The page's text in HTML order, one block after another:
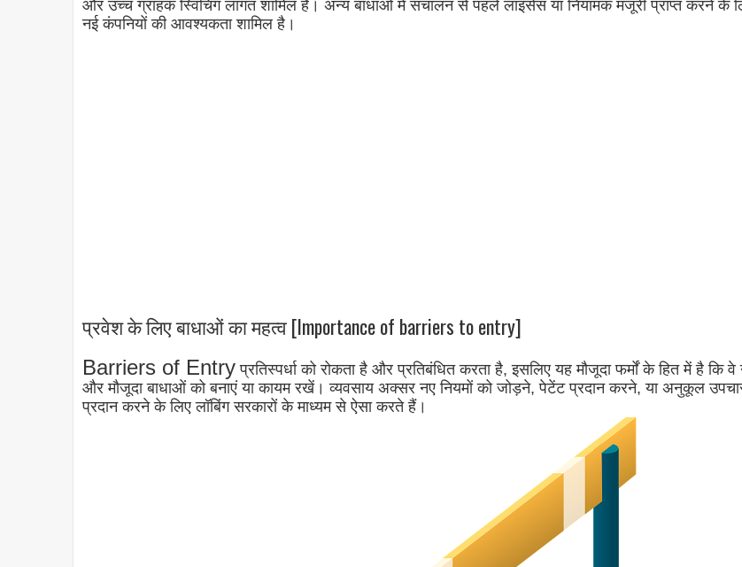
और उच्च ग्राहक स्विचिंग लागत शामिल हैं। अन्य बाधाओं में संचालन से पहले लाइसेंस या नियामक मंजूरी प्राप्त करने के
नई कंपनियों की आवश्यकता शामिल है।
प्रवेश के लिए बाधाओं का महत्व [Importance of barriers to entry]
Barriers of Entry प्रतिस्पर्धा को रोकता है और प्रतिबंधित करता है, इसलिए यह मौजूदा फर्मों के हित में है कि वे
और मौजूदा बाधाओं को बनाएं या कायम रखें। व्यवसाय अक्सर नए नियमों को जोड़ने, पेटेंट प्रदान करने, या अनुकूल
प्रदान करने के लिए लॉबिंग सरकारों के माध्यम से ऐसा करते हैं।